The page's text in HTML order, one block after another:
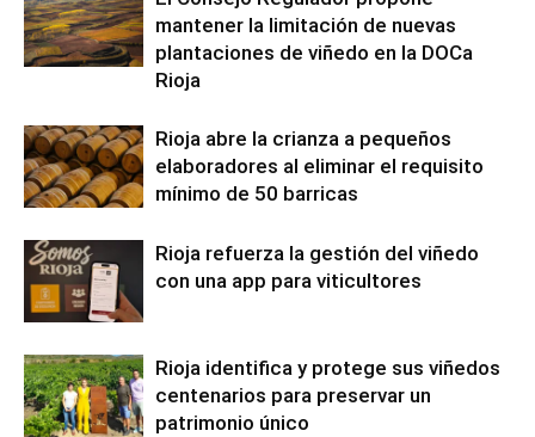
mantener la limitación de nuevas
plantaciones de viñedo en la DOCa
Rioja
Rioja abre la crianza a pequeños
elaboradores al eliminar el requisito
mínimo de 50 barricas
Rioja refuerza la gestión del viñedo
con una app para viticultores
Rioja identifica y protege sus viñedos
centenarios para preservar un
patrimonio único